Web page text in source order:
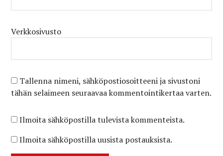
Verkkosivusto
Tallenna nimeni, sähköpostiosoitteeni ja sivustoni
tähän selaimeen seuraavaa kommentointikertaa varten.
Ilmoita sähköpostilla tulevista kommenteista.
Ilmoita sähköpostilla uusista postauksista.